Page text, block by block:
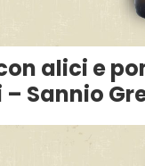
alici e
Sannio